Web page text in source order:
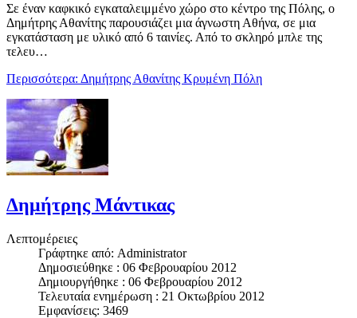
Σε έναν καφκικό εγκαταλειμμένο χώρο στο κέντρο της Πόλης, ο
Δημήτρης Αθανίτης παρουσιάζει μια άγνωστη Αθήνα, σε μια
εγκατάσταση με υλικό από 6 ταινίες. Από το σκληρό μπλε της
τελευ…
Περισσότερα: Δημήτρης Αθανίτης Κρυμένη Πόλη
Δημήτρης Μάντικας
Λεπτομέρειες
Γράφτηκε από: Administrator
Δημοσιεύθηκε : 06 Φεβρουαρίου 2012
Δημιουργήθηκε : 06 Φεβρουαρίου 2012
Τελευταία ενημέρωση : 21 Οκτωβρίου 2012
Εμφανίσεις: 3469